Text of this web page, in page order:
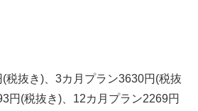
税抜き)、3カ月プラン3630円(税抜
円(税抜き)、12カ月プラン2269円